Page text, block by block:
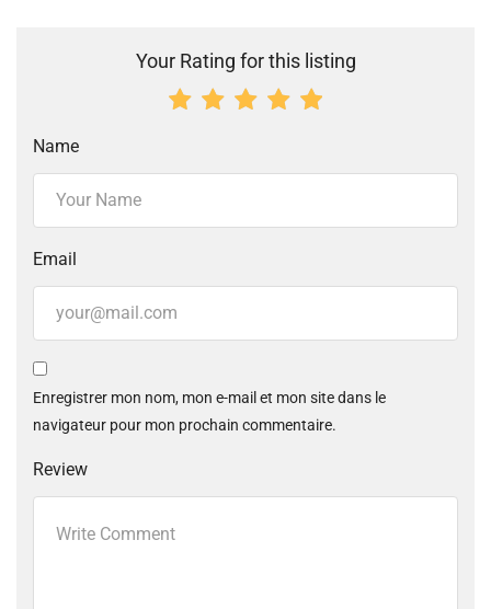
Your Rating for this listing
Name
Email
Enregistrer mon nom, mon e-mail et mon site dans le
navigateur pour mon prochain commentaire.
Review